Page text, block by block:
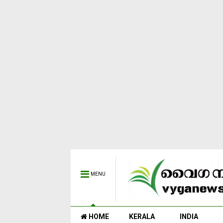
MENU
HOME KERALA INDIA